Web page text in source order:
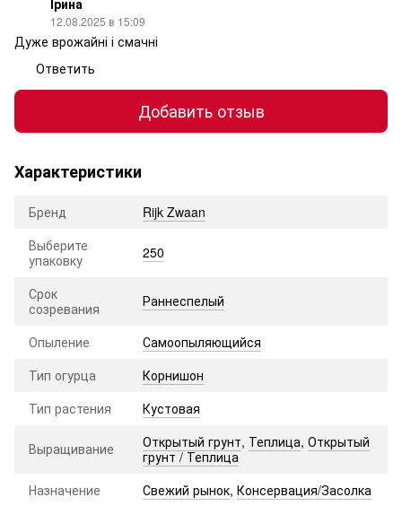
12.08.2025 в 15:09
Дуже врожайні і смачні
Ответить
Добавить отзыв
Характеристики
Бренд
Rijk Zwaan
Выберите
упаковку
250
Срок
созревания
Раннеспелый
Опыление
Самоопыляющийся
Тип огурца
Корнишон
Тип растения
Кустовая
Выращивание Открытый грунт, Теплица, Открытый
грунт / Теплица
Назначение
Свежий рынок, Консервация/Засолка